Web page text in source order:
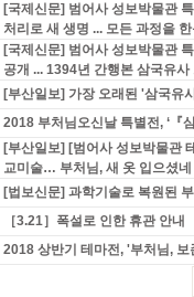
[국제신문] 범어사 성보박물관
처리로 새 생명 ... 모든 과정을
[국제신문] 범어사 성보박물관
공개 ... 1394년 간행본 삼국유사
[부산일보] 가장 오래된 '삼국유
2018 부처님오신날 특별전, ‘『
[부산일보] [범어사 성보박물관
교미술… 부처님, 새 옷 입으셨네
[법보신문] 과학기술로 복원된
［3.21］폭설로 인한 휴관 안내
2018 상반기 테마전, '부처님,